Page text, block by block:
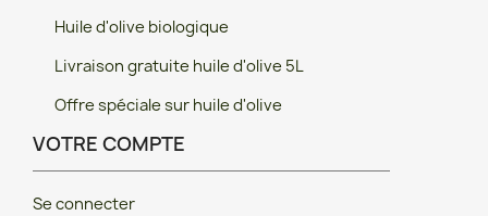
Huile d'olive biologique
Livraison gratuite huile d'olive 5L
Offre spéciale sur huile d'olive
VOTRE COMPTE
Se connecter